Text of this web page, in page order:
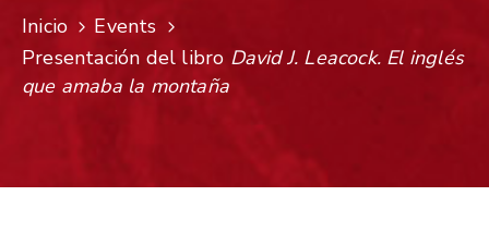
Inicio
Events
Presentación del libro David J. Leacock. El inglés
que amaba la montaña